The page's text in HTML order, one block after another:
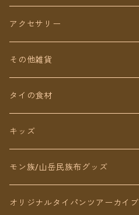
ショート丈
Baby&Kids
スカート
キッズ
アクセサリー
ピアス（イヤリング）
ネックレス
リング
ブレスレット
アンクレット
その他雑貨
タイの食材
キッズ
モン族/山岳民族布グッズ
オリジナルタイパンツアーカイブ